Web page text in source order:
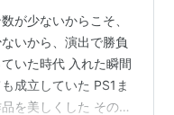
が少ないからこそ、
いから、演出で勝負
いた時代 入れた瞬間
成立していた PS1ま
を美しくした その他